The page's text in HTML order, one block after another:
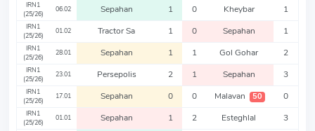
IRN1
(25/26)
06.02 Sepahan 1 0 Kheybar 1
IRN1
(25/26)
01.02 Tractor Sa 1 0 Sepahan 1
IRN1
(25/26)
28.01 Sepahan 1 1 Gol Gohar 2
IRN1
(25/26)
23.01 Persepolis 2 1 Sepahan 3
IRN1
(25/26)
17.01 Sepahan 0 0 Malavan 50 0
IRN1
(25/26)
01.01 Sepahan 1 2 Esteghlal 3